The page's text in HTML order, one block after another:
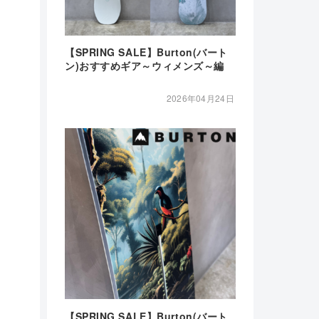
【SPRING SALE】Burton(バート
ン)おすすめギア～ウィメンズ～編
2026年04月24日
【SPRING SALE】Burton(バート